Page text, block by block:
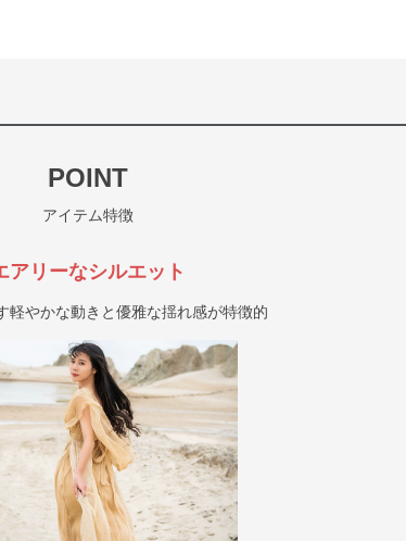
POINT
アイテム特徴
アリーなシルエット
軽やかな動きと優雅な揺れ感が特徴的